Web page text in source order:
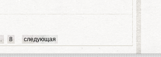
8 следующая